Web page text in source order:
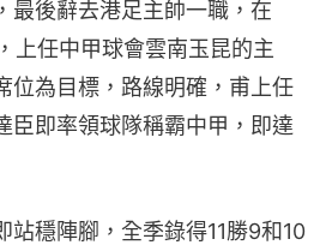
最後辭去港足主帥一職，在
上任中甲球會雲南玉昆的主
位為目標，路線明確，甫上任
臣即率領球隊稱霸中甲，即達
站穩陣腳，全季錄得11勝9和10